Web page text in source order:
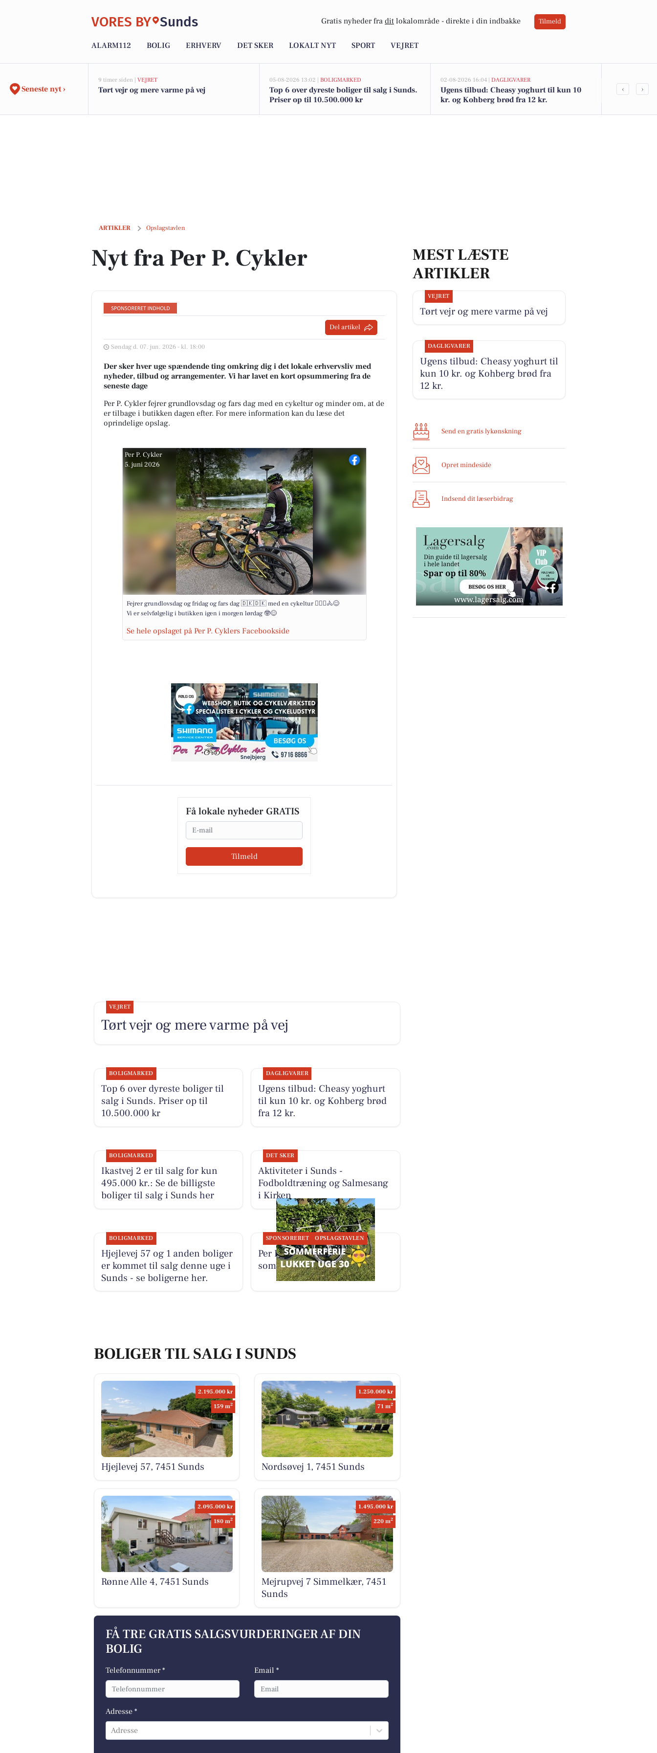
VORES BY Sunds Gratis nyheder fra dit lokalområde - direkte i din indbakke Tilmeld
ALARM112 BOLIG ERHVERV DET SKER LOKALT NYT SPORT VEJRET
Seneste nyt ›
9 timer siden | VEJRET
Tørt vejr og mere varme på vej
05-08-2026 13:02 | BOLIGMARKED
Top 6 over dyreste boliger til salg i Sunds.
Priser op til 10.500.000 kr
02-08-2026 16:04 | DAGLIGVARER
Ugens tilbud: Cheasy yoghurt til kun 10
kr. og Kohberg brød fra 12 kr.
Ikastvej 2
‹ ›
ARTIKLER Opslagstavlen
Nyt fra Per P. Cykler
Nyt fra Per P. Cykler
Del artikel
Søndag d. 07. jun. 2026 - kl. 18:00
Der sker hver uge spændende ting omkring dig i det lokale erhvervsliv med
nyheder, tilbud og arrangementer. Vi har lavet en kort opsummering fra de
seneste dage
Per P. Cykler fejrer grundlovsdag og fars dag med en cykeltur og minder om, at de
er tilbage i butikken dagen efter. For mere information kan du læse det
oprindelige opslag.
Per P. Cykler
5. juni 2026
Fejrer grundlovsdag og fridag og fars dag 🇩🇰🇩🇰 med en cykeltur 🚴🏽‍♂️🚴😊
Vi er selvfølgelig i butikken igen i morgen lørdag 🤓😊
Se hele opslaget på Per P. Cyklers Facebookside
Få lokale nyheder GRATIS
Email
Tilmeld
MEST LÆSTE
ARTIKLER
VEJRET
Tørt vejr og mere varme på vej
DAGLIGVARER
Ugens tilbud: Cheasy yoghurt til
kun 10 kr. og Kohberg brød fra
12 kr.
Send en gratis lykønskning
Opret mindeside
Indsend dit læserbidrag
VEJRET
Tørt vejr og mere varme på vej
BOLIGMARKED
Top 6 over dyreste boliger til
salg i Sunds. Priser op til
10.500.000 kr
DAGLIGVARER
Ugens tilbud: Cheasy yoghurt
til kun 10 kr. og Kohberg brød
fra 12 kr.
BOLIGMARKED
Ikastvej 2 er til salg for kun
495.000 kr.: Se de billigste
boliger til salg i Sunds her
DET SKER
Aktiviteter i Sunds -
Fodboldtræning og Salmesang
i Kirken
BOLIGMARKED
Hjejlevej 57 og 1 anden boliger
er kommet til salg denne uge i
Sunds - se boligerne her.
SPONSORERET OPSLAGSTAVLEN
Per P. Cykler holder
sommerferie i uge 30
BOLIGER TIL SALG I SUNDS
2.195.000 kr
159 m2
Hjejlevej 57, 7451 Sunds
1.250.000 kr
71 m2
Nordsøvej 1, 7451 Sunds
2.095.000 kr
180 m2
Rønne Alle 4, 7451 Sunds
1.495.000 kr
220 m2
Mejrupvej 7 Simmelkær, 7451
Sunds
FÅ TRE GRATIS SALGSVURDERINGER AF DIN
BOLIG
Telefonnummer * Email *
Adresse *
Adresse